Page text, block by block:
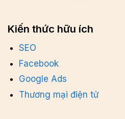
Kiến thức hữu ích
SEO
Facebook
Google Ads
Thương mại điện tử